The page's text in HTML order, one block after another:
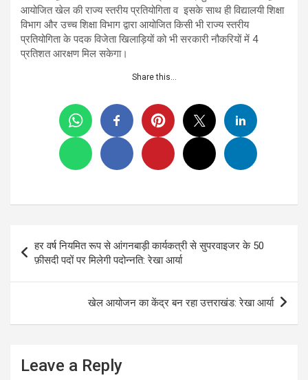
आयोजित खेल की राज्य स्तरीय प्रतियोगिता व इसके साथ ही विद्यालयी शिक्षा
विभाग और उच्च शिक्षा विभाग द्वारा आयोजित किसी भी राज्य स्तरीय
प्रतियोगिता के पदक विजेता खिलाड़ियों को भी सरकारी नौकरियों में 4
प्रतिशत आरक्षण मिल सकेगा।
Share this…
navigation
हर वर्ष नियमित रूप से आंगनबाड़ी कार्यकत्री से सुपरवाइजर के 50
फ़ीसदी पदों पर मिलेगी पदोन्नति: रेखा आर्या
खेल आयोजन का केंद्र बन रहा उत्तराखंड: रेखा आर्या
Leave a Reply